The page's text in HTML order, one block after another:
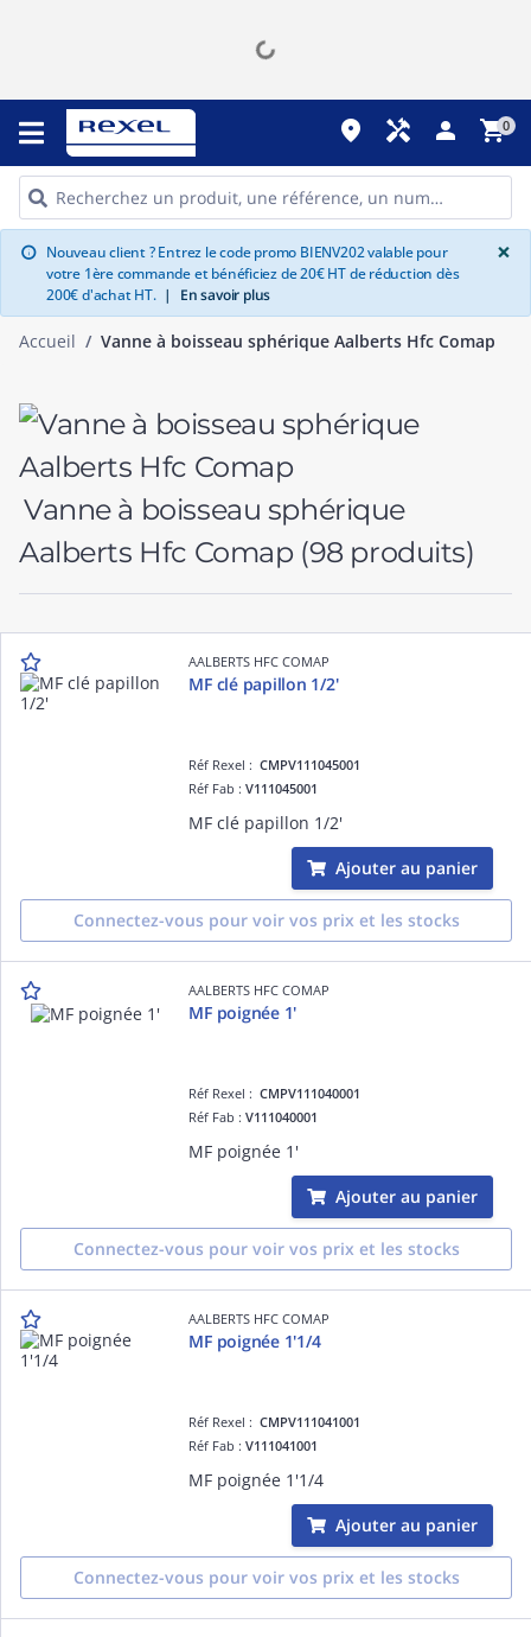
place handyman person shopping_cart0
info Nouveau client ? Entrez le code promo BIENV202 valable pour
votre 1ère commande et bénéficiez de 20€ HT de réduction dès
200€ d'achat HT. | En savoir plus
×
Accueil Vanne à boisseau sphérique Aalberts Hfc Comap
Vanne à boisseau sphérique
Aalberts Hfc Comap (98 produits)
AALBERTS HFC COMAP
MF clé papillon 1/2'
Réf Rexel :CMPV111045001
Réf Fab :V111045001
MF clé papillon 1/2'
Ajouter au panier
Connectez-vous pour voir vos prix et les stocks
AALBERTS HFC COMAP
MF poignée 1'
Réf Rexel :CMPV111040001
Réf Fab :V111040001
MF poignée 1'
Ajouter au panier
Connectez-vous pour voir vos prix et les stocks
AALBERTS HFC COMAP
MF poignée 1'1/4
Réf Rexel :CMPV111041001
Réf Fab :V111041001
MF poignée 1'1/4
Ajouter au panier
Connectez-vous pour voir vos prix et les stocks